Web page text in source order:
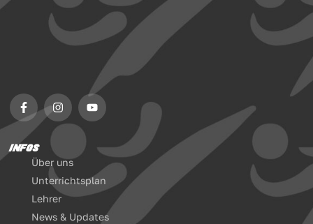
INFOS
Über uns
Unterrichtsplan
Lehrer
News & Updates